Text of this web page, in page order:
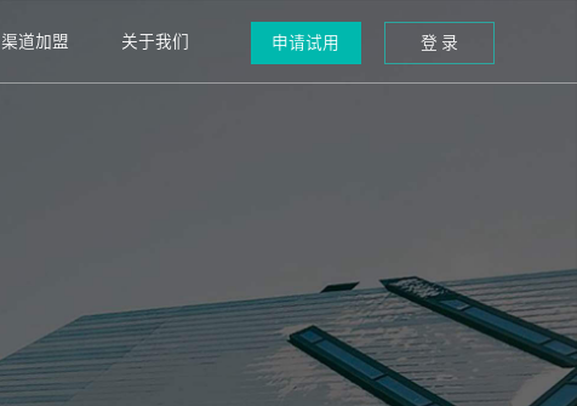
渠道加盟 关于我们 申请试用 登 录